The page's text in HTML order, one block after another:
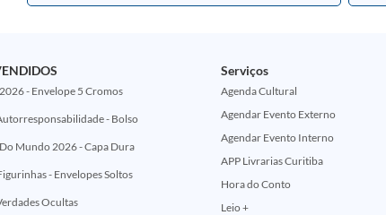
- Envelope 5 Cromos
- Bolso
Mundo 2026 - Capa Dura
- Envelopes Soltos
Ocultas
Serviços
Agenda Cultural
Agendar Evento Externo
Agendar Evento Interno
APP Livrarias Curitiba
Hora do Conto
Leio +